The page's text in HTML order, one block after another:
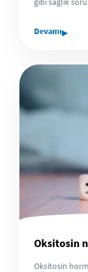
Devamı▸
Oksitosin
Oksitosin